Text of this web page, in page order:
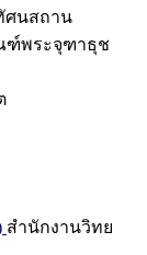
นสถาน
พระจุฑาธุช
สำนักงานวิทย